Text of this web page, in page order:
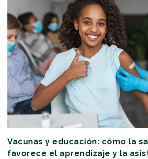
Vacunas y educación: cómo la
favorece el aprendizaje y la